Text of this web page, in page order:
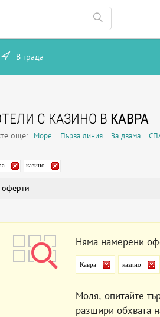
В града
С КАЗИНО В КАВРА
още: Море Първа линия За двама
казино
оферти
Няма намерени
Кавра казино
Моля, опитайте
разшири обхвата